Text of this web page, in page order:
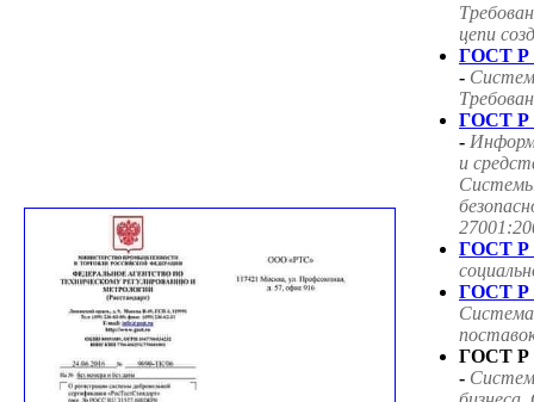
цепи
ГОСТ Р
-
ГОСТ Р
-
и
ГОСТ Р
ГОСТ Р
ГОСТ Р
-